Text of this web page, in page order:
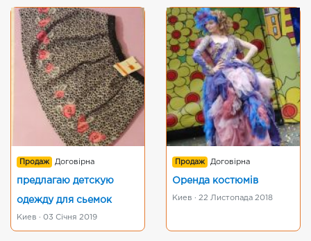
Продаж Договірна
предлагаю детскую
одежду для сьемок
Киев · 03 Січня 2019
Продаж Договірна
Оренда костюмів
Киев · 22 Листопада 2018